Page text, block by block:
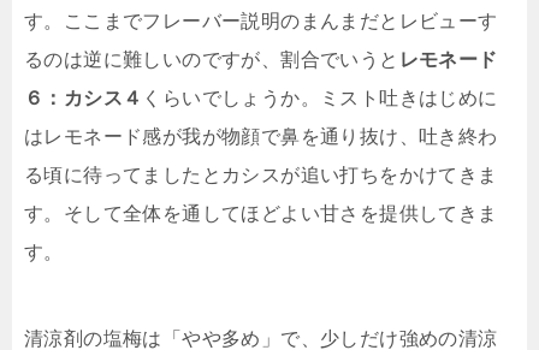
す。ここまでフレーバー説明のまんまだとレビューす
るのは逆に難しいのですが、割合でいうと レモネード
６：カシス４ くらいでしょうか。ミスト吐きはじめに
はレモネード感が我が物顔で鼻を通り抜け、吐き終わ
る頃に待ってましたとカシスが追い打ちをかけてきま
す。そして全体を通してほどよい甘さを提供してきま
す。
清涼剤の塩梅は「やや多め」で、少しだけ強めの清涼